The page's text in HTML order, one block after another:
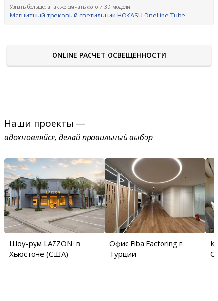
Узнать больше, а так же скачать фото и 3D модели:
Магнитный трековый светильник HOKASU OneLine Tube
ONLINE РАСЧЕТ ОСВЕЩЕННОСТИ
Наши проекты —
вдохновляйся, делай правильный выбор
Шоу-рум LAZZONI в
Хьюстоне (США)
Офис Fiba Factoring в
Турции